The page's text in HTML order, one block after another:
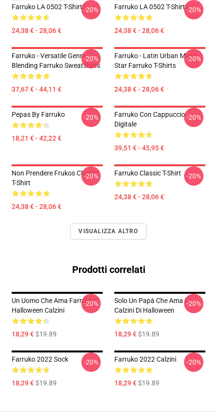
Farruko LA 0502 T-Shirts
24,38 € - 28,06 €
-20% Farruko LA 0502 T-Shirts
24,38 € - 28,06 €
-20%
Farruko - Versatile Genre
Blending Farruko Sweatshirts
37,67 € - 44,11 €
-20%
Farruko - Latin Urban Music
Star Farruko T-Shirts
24,38 € - 28,06 €
-20%
Pepas By Farruko
18,21 € - 42,22 €
-20%
Farruko Con Cappuccio
Digitale
39,51 € - 45,95 €
-20%
Non Prendere Frukos Classic
T-Shirt
24,38 € - 28,06 €
-20% Farruko Classic T-Shirt
24,38 € - 28,06 €
-20%
VISUALIZZA ALTRO
Prodotti correlati
Un Uomo Che Ama Farrukh E
Halloween Calzini
18,29 €$19.89
-20%
Solo Un Papà Che Ama I
Calzini Di Halloween
18,29 €$19.89
-20%
Farruko 2022 Sock
18,29 €$19.89
-20% Farruko 2022 Calzini
18,29 €$19.89
-20%